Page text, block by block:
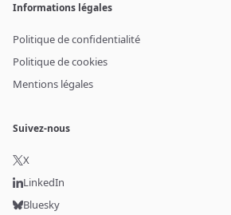
Informations légales
Politique de confidentialité
Politique de cookies
Mentions légales
Suivez-nous
X
LinkedIn
Bluesky